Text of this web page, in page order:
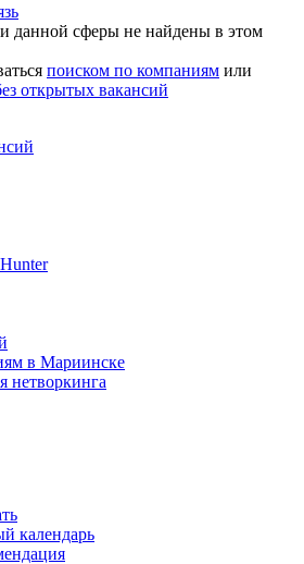
данной сферы не найдены в этом
поиском по компаниям или
открытых вакансий
в Мариинске
нетворкинга
календарь